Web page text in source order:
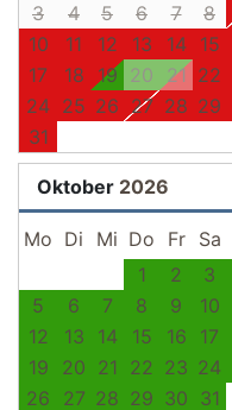
3
4 5 6 7 8
10
11 12 13 14 15
17
18 19 20 21 22
24 25 26 27 28 29
31
Oktober 2026
Mo Di Mi Do Fr Sa
1
2 3
5
6 7 8 9 10
12
13 14 15 16 17
19
20 21 22 23 24
26
27 28 29 30 31